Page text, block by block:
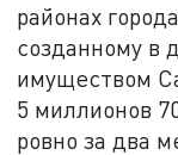
районах
созданному в
имуществом
5 миллионов
ровно за два